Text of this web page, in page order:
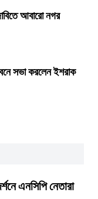
আবারো নগর
সভা করলেন ইশরাক
এনসিপি নেতারা